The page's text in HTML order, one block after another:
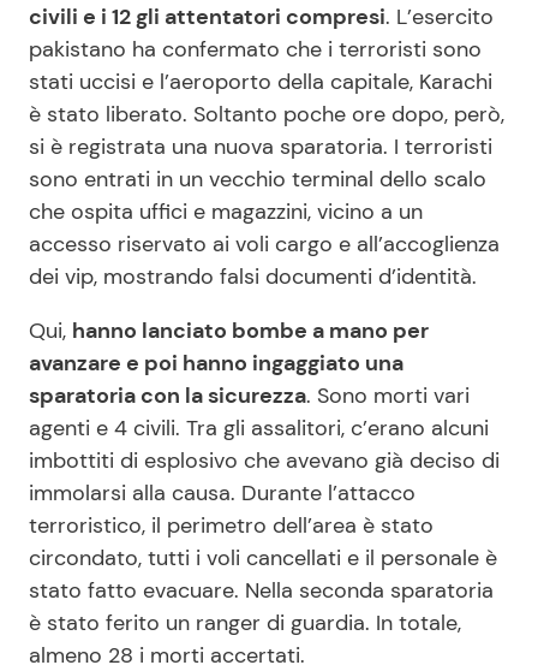
Seguici
Info
Chi siamo
Disclaimer e Privacy
Redazione
Contattaci
Pubblicità
Privacy Policy
civili e i 12 gli attentatori compresi. L’esercito
pakistano ha confermato che i terroristi sono
stati uccisi e l’aeroporto della capitale, Karachi
è stato liberato. Soltanto poche ore dopo, però,
si è registrata una nuova sparatoria. I terroristi
sono entrati in un vecchio terminal dello scalo
che ospita uffici e magazzini, vicino a un
accesso riservato ai voli cargo e all’accoglienza
dei vip, mostrando falsi documenti d’identità.
Qui, hanno lanciato bombe a mano per
avanzare e poi hanno ingaggiato una
sparatoria con la sicurezza. Sono morti vari
agenti e 4 civili. Tra gli assalitori, c’erano alcuni
imbottiti di esplosivo che avevano già deciso di
immolarsi alla causa. Durante l’attacco
terroristico, il perimetro dell’area è stato
circondato, tutti i voli cancellati e il personale è
stato fatto evacuare. Nella seconda sparatoria
è stato ferito un ranger di guardia. In totale,
almeno 28 i morti accertati.